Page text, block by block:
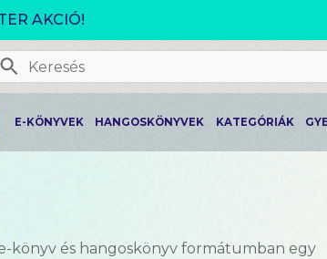
ÁLMAIMBAN SZERETLEK
E-KÖNYVEK HANGOSKÖNYVEK KATEGÓRIÁK
könyv és hangoskönyv formátumban egy